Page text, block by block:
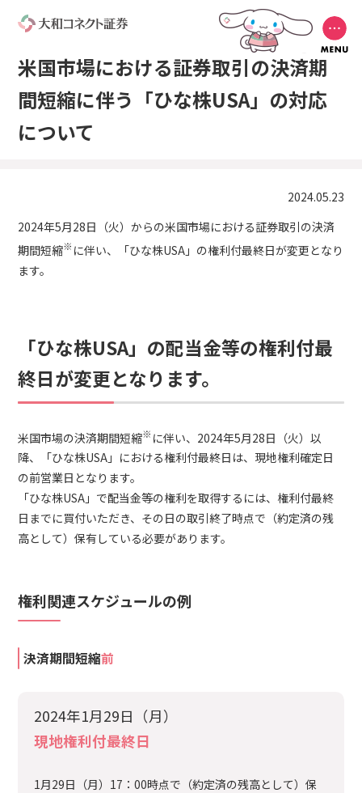
米国市場における証券取引の決済期
間短縮に伴う「ひな株USA」の対応
について
2024.05.23
2024年5月28日（火）からの米国市場における証券取引の決済
期間短縮※ に伴い、「ひな株USA」の権利付最終日が変更となり
ます。
「ひな株USA」の配当金等の権利付最
終日が変更となります。
米国市場の決済期間短縮※ に伴い、2024年5月28日（火）以
降、「ひな株USA」における権利付最終日は、現地権利確定日
の前営業日となります。
「ひな株USA」で配当金等の権利を取得するには、権利付最終
日までに買付いただき、その日の取引終了時点で（約定済の残
高として）保有している必要があります。
権利関連スケジュールの例
決済期間短縮前
2024年1月29日（月）
現地権利付最終日
1月29日（月）17：00時点で（約定済の残高として）保